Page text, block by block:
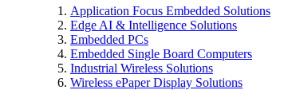
Application Focus Embedded Solutions
Edge AI & Intelligence Solutions
Embedded PCs
Embedded Single Board Computers
Industrial Wireless Solutions
Wireless ePaper Display Solutions